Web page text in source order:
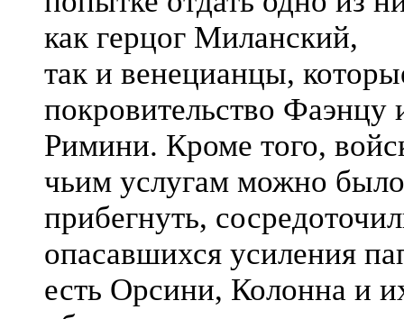
как герцог Миланский,
так и венецианцы,
покровительство Фаэнцу
Римини. Кроме того,
чьим услугам можно было
прибегнуть,
опасавшихся усиления
есть Орсини, Колонна и